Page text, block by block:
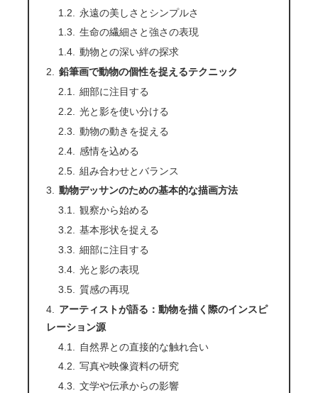
永遠の美しさとシンプルさ
生命の繊細さと強さの表現
動物との深い絆の探求
鉛筆画で動物の個性を捉えるテクニック
細部に注目する
光と影を使い分ける
動物の動きを捉える
感情を込める
組み合わせとバランス
動物デッサンのための基本的な描画方法
観察から始める
基本形状を捉える
細部に注目する
光と影の表現
質感の再現
アーティストが語る：動物を描く際のインスピ
レーション源
自然界との直接的な触れ合い
写真や映像資料の研究
文学や伝承からの影響